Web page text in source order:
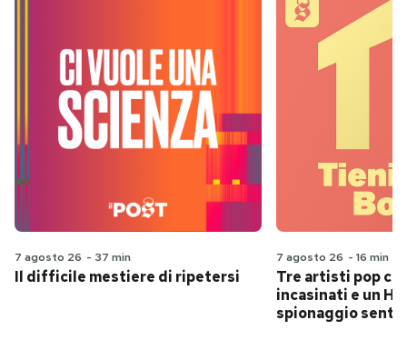
7 agosto 26 - 37 min
Il difficile mestiere di ripetersi
7 agosto 26 - 16 min
Tre artisti pop
incasinati e un
spionaggio